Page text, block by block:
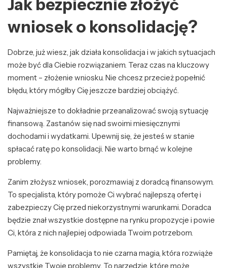
Jak bezpiecznie złożyć
wniosek o konsolidację?
Dobrze, już wiesz, jak działa konsolidacja i w jakich sytuacjach
może być dla Ciebie rozwiązaniem. Teraz czas na kluczowy
moment – złożenie wniosku. Nie chcesz przecież popełnić
błędu, który mógłby Cię jeszcze bardziej obciążyć.
Najważniejsze to dokładnie przeanalizować swoją sytuację
finansową. Zastanów się nad swoimi miesięcznymi
dochodami i wydatkami. Upewnij się, że jesteś w stanie
spłacać ratę po konsolidacji. Nie warto brnąć w kolejne
problemy.
Zanim złożysz wniosek, porozmawiaj z doradcą finansowym.
To specjalista, który pomoże Ci wybrać najlepszą ofertę i
zabezpieczy Cię przed niekorzystnymi warunkami. Doradca
będzie znał wszystkie dostępne na rynku propozycje i powie
Ci, która z nich najlepiej odpowiada Twoim potrzebom.
Pamiętaj, że konsolidacja to nie czarna magia, która rozwiąże
wszystkie Twoje problemy. To narzędzie, które może